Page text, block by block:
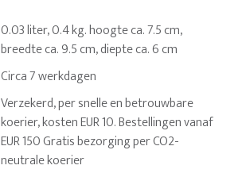
0.03 liter, 0.4 kg. hoogte ca. 7.5 cm,
breedte ca. 9.5 cm, diepte ca. 6 cm
Circa 7 werkdagen
Verzekerd, per snelle en betrouwbare
koerier, kosten EUR 10. Bestellingen vanaf
EUR 150 Gratis bezorging per CO2-
neutrale koerier